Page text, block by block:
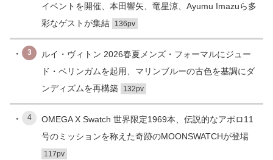
イベントを開催、本田響矢、竜星涼、Ayumu Imazuら多
彩なゲストが集結
136pv
3
ルイ・ヴィトン 2026春夏メンズ・フォーマルにジュー
ド・ベリンガムを起用、マリンブルーの古色を基調にダ
ンディズムを再構築
132pv
4
OMEGA X Swatch 世界限定1969本、伝説的なアポロ11
号のミッションを称えた奇跡のMOONSWATCHが登場
117pv